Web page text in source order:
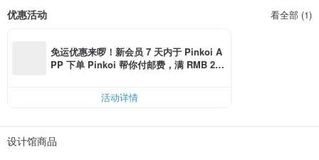
优惠活动 看全部 (1)
免运优惠来啰！新会员 7 天内于 Pinkoi A
PP 下单 Pinkoi 帮你付邮费，满 RMB 25
活动详情
设计馆商品